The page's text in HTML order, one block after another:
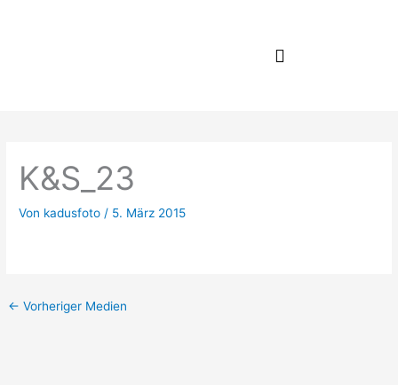
K&S_23
Von kadusfoto / 5. März 2015
← Vorheriger Medien